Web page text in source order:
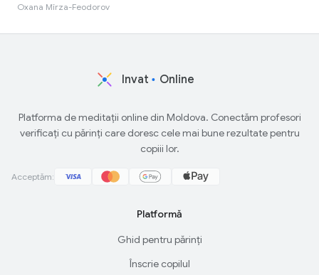
Oxana Mîrza-Feodorov
Invat Online
Platforma de meditații online din Moldova. Conectăm profesori
verificați cu părinți care doresc cele mai bune rezultate pentru
copiii lor.
Acceptăm:
Platformă
Ghid pentru părinți
Înscrie copilul